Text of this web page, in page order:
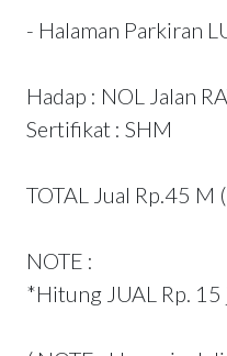
- Halaman Parkiran
Hadap : NOL Jalan
Sertifikat : SHM
TOTAL Jual Rp.45 M
NOTE :
*Hitung JUAL Rp.